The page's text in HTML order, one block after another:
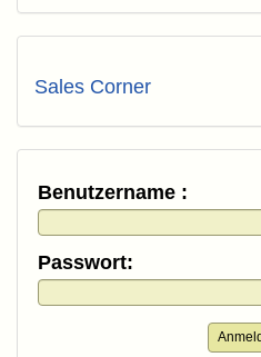
Sales Corner
Benutzername :
Passwort: